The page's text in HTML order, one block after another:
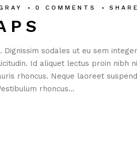
0 COMMENTS
sodales ut eu sem
Id aliquet lectus proin nibh
rhoncus. Neque laoreet
rhoncus...